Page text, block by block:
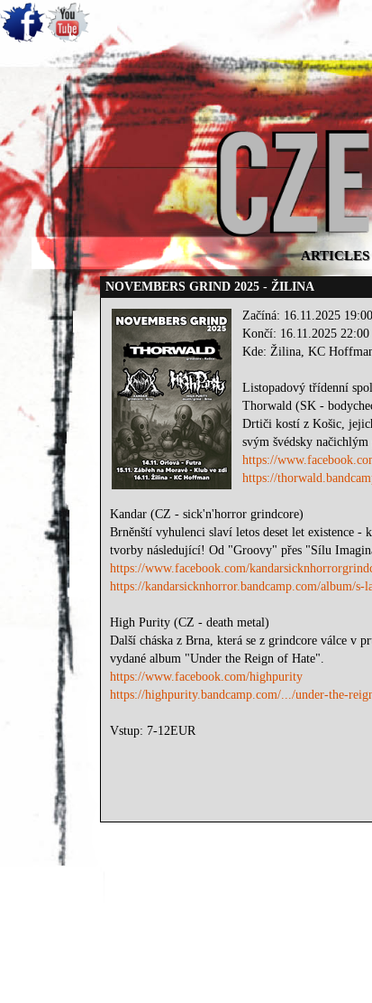
ARTICLES
NOVEMBERS GRIND 2025 - ŽILINA
Začíná: 16.11.2025 19:00
Končí: 16.11.2025 22:00
Kde: Žilina, KC
Listopadový třídenní
Thorwald (SK -
Drtiči kostí z Košic,
svým švédsky načichlým
https://
https://
Kandar (CZ - sick'n'horror grindcore)
Brněnští vyhulenci slaví letos deset let existence
tvorby následující! Od "Groovy" přes "Sílu
https://www.facebook.com/
https://kandarsicknhorror.bandcamp.com/album/s-
High Purity (CZ - death metal)
Další cháska z Brna, která se z grindcore válce v
vydané album "Under the Reign of Hate".
https://www.facebook.com/highpurity
https://highpurity.bandcamp.com/.../under-the-
Vstup: 7-12EUR